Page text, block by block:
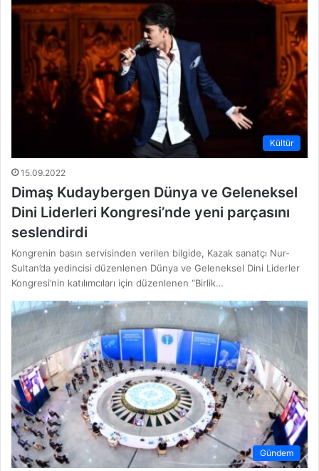
Kültür
15.09.2022
Dimaş Kudaybergen Dünya ve Geleneksel
Dini Liderleri Kongresi’nde yeni parçasını
seslendirdi
Kongrenin basın servisinden verilen bilgide, Kazak sanatçı Nur-
Sultan’da yedincisi düzenlenen Dünya ve Geleneksel Dini Liderler
Kongresi’nin katılımcıları için düzenlenen “Birlik…
Gündem